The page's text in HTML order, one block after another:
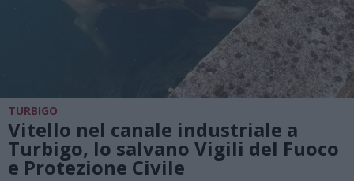
TURBIGO
Vitello nel canale industriale a
Turbigo, lo salvano Vigili del Fuoco
e Protezione Civile